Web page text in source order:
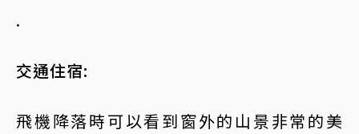
.
交通住宿:
飛機降落時可以看到窗外的山景非常的美